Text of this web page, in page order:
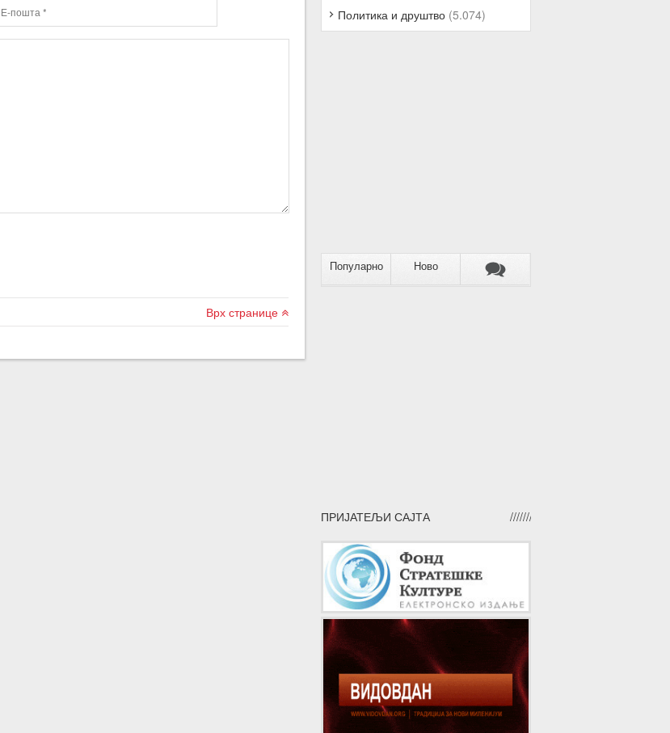
Врх странице
Политика и друштво (5.074)
Популарно Ново
ПРИЈАТЕЉИ САЈТА